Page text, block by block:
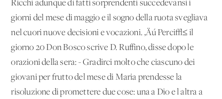
Ricchi adunque di fatti sorprendenti succedevansi i
giorni del mese di maggio e il sogno della ruota svegliava
nel cuori nuove decisioni e vocazioni. ‚Äú Perci√≤ il
giorno 20 Don Bosco scrive D. Ruffino, disse dopo le
orazioni della sera: - Gradirci molto che ciascuno dei
giovani per frutto del mese di Maria prendesse la
risoluzione di promettere due cose: una a Dio e l'altra a